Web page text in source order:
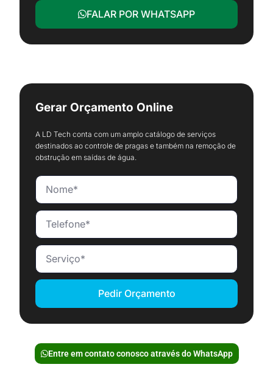
FALAR POR WHATSAPP
Gerar Orçamento Online
A LD Tech conta com um amplo catálogo de serviços
destinados ao controle de pragas e também na remoção de
obstrução em saídas de água.
Pedir Orçamento
Entre em contato conosco através do WhatsApp